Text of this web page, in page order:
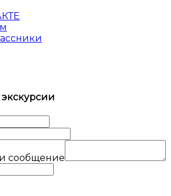
сообщение